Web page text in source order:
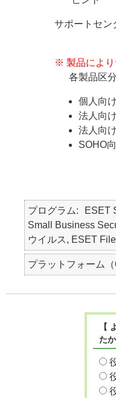
サポートセ
※ 製品により
各製品区
個人向
法人向
法人向
SOHO
プログラム
ESET
Small Business
ウイルス, ESET
プラットフォーム（
【
た